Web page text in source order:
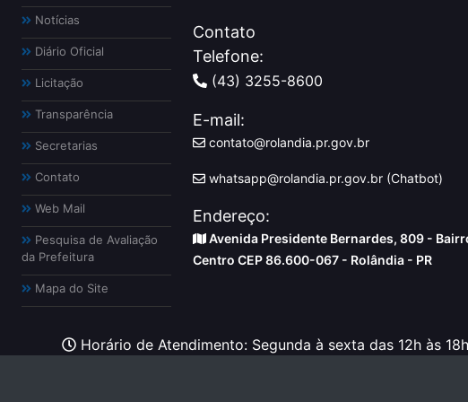
Notícias
Diário Oficial
Licitação
Transparência
Secretarias
Contato
Web Mail
Pesquisa de Avaliação
da Prefeitura
Mapa do Site
Contato
Telefone:
(43) 3255-8600
E-mail:
contato@rolandia.pr.gov.br
whatsapp@rolandia.pr.gov.br (Chatbot)
Endereço:
Avenida Presidente Bernardes, 809 -
Centro CEP 86.600-067 - Rolândia - PR
Horário de Atendimento: Segunda à sexta das 12h às